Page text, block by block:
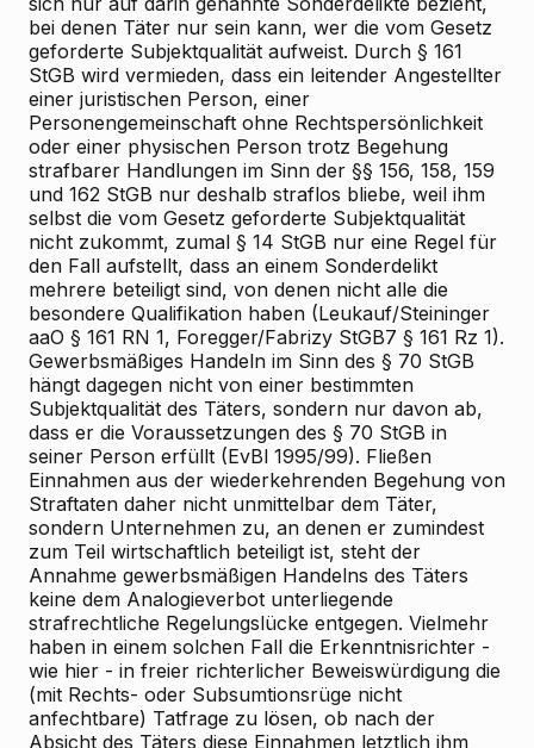
bei denen Täter nur sein kann, wer die vom Gesetz
geforderte Subjektqualität aufweist. Durch § 161
StGB wird vermieden, dass ein leitender Angestellter
einer juristischen Person, einer
Personengemeinschaft ohne Rechtspersönlichkeit
oder einer physischen Person trotz Begehung
strafbarer Handlungen im Sinn der §§ 156, 158, 159
und 162 StGB nur deshalb straflos bliebe, weil ihm
selbst die vom Gesetz geforderte Subjektqualität
nicht zukommt, zumal § 14 StGB nur eine Regel für
den Fall aufstellt, dass an einem Sonderdelikt
mehrere beteiligt sind, von denen nicht alle die
besondere Qualifikation haben (Leukauf/Steininger
aaO § 161 RN 1, Foregger/Fabrizy StGB7 § 161 Rz 1).
Gewerbsmäßiges Handeln im Sinn des § 70 StGB
hängt dagegen nicht von einer bestimmten
Subjektqualität des Täters, sondern nur davon ab,
dass er die Voraussetzungen des § 70 StGB in
seiner Person erfüllt (EvBl 1995/99). Fließen
Einnahmen aus der wiederkehrenden Begehung von
Straftaten daher nicht unmittelbar dem Täter,
sondern Unternehmen zu, an denen er zumindest
zum Teil wirtschaftlich beteiligt ist, steht der
Annahme gewerbsmäßigen Handelns des Täters
keine dem Analogieverbot unterliegende
strafrechtliche Regelungslücke entgegen. Vielmehr
haben in einem solchen Fall die Erkenntnisrichter -
wie hier - in freier richterlicher Beweiswürdigung die
(mit Rechts- oder Subsumtionsrüge nicht
anfechtbare) Tatfrage zu lösen, ob nach der
Absicht des Täters diese Einnahmen letztlich ihm